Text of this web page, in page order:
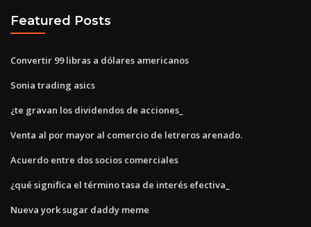
Featured Posts
Convertir 99 libras a dólares americanos
Sonia trading asics
¿te gravan los dividendos de acciones_
Venta al por mayor al comercio de letreros arenado.
Acuerdo entre dos socios comerciales
¿qué significa el término tasa de interés efectiva_
Nueva york sugar daddy meme